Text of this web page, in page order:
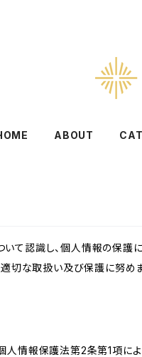
ABOUT
て認識し、個人情報の保護
適切な取扱い及び保護に努めま
人情報保護法第2条第1項に